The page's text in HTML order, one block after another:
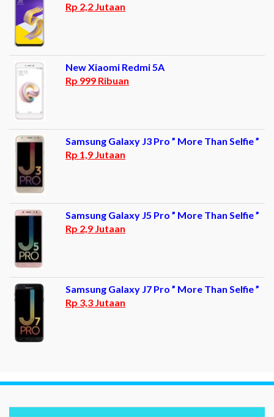
Rp 2,2 Jutaan
New Xiaomi Redmi 5A
Rp 999 Ribuan
Samsung Galaxy J3 Pro ” More Than Selfie ”
Rp 1,9 Jutaan
Samsung Galaxy J5 Pro ” More Than Selfie ”
Rp 2,9 Jutaan
Samsung Galaxy J7 Pro ” More Than Selfie ”
Rp 3,3 Jutaan